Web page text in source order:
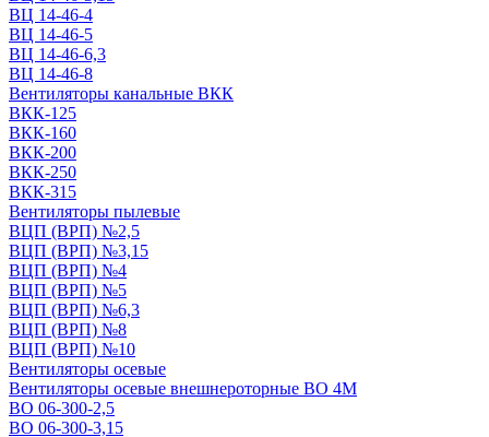
ВЦ 14-46-4
ВЦ 14-46-5
ВЦ 14-46-6,3
ВЦ 14-46-8
Вентиляторы канальные ВКК
ВКК-125
ВКК-160
ВКК-200
ВКК-250
ВКК-315
Вентиляторы пылевые
ВЦП (ВРП) №2,5
ВЦП (ВРП) №3,15
ВЦП (ВРП) №4
ВЦП (ВРП) №5
ВЦП (ВРП) №6,3
ВЦП (ВРП) №8
ВЦП (ВРП) №10
Вентиляторы осевые
Вентиляторы осевые внешнероторные ВО 4М
ВО 06-300-2,5
ВО 06-300-3,15